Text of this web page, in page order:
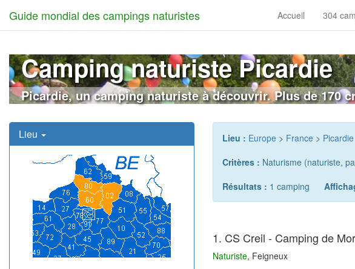
Guide mondial des campings naturistes Accueil 304
Camping naturiste Picardie
Picardie, un camping naturiste à découvrir. Plus de 170
Lieu Lieu : Europe > France > Picardie
Critères : Naturisme (naturiste,
Résultats : 1 camping
1. CS Creil - Camping de
Naturiste, Feigneux